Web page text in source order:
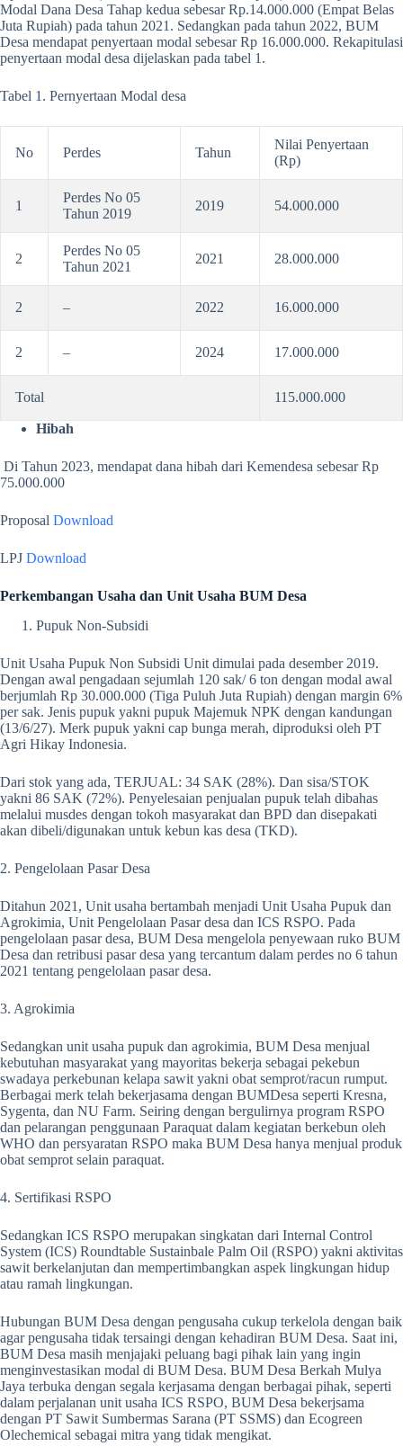
Modal Dana Desa Tahap kedua sebesar Rp.14.000.000 (Empat Belas
Juta Rupiah) pada tahun 2021. Sedangkan pada tahun 2022, BUM
Desa mendapat penyertaan modal sebesar Rp 16.000.000. Rekapitulasi
penyertaan modal desa dijelaskan pada tabel 1.
Tabel 1. Pernyertaan Modal desa
No Perdes Tahun
Nilai Penyertaan
(Rp)
1
Perdes No 05
Tahun 2019
2019 54.000.000
2
Perdes No 05
Tahun 2021
2021 28.000.000
2 – 2022 16.000.000
2 – 2024 17.000.000
Total 115.000.000
Hibah
Di Tahun 2023, mendapat dana hibah dari Kemendesa sebesar Rp
75.000.000
Proposal Download
LPJ Download
Perkembangan Usaha dan Unit Usaha BUM Desa
Pupuk Non-Subsidi
Unit Usaha Pupuk Non Subsidi Unit dimulai pada desember 2019.
Dengan awal pengadaan sejumlah 120 sak/ 6 ton dengan modal awal
berjumlah Rp 30.000.000 (Tiga Puluh Juta Rupiah) dengan margin 6%
per sak. Jenis pupuk yakni pupuk Majemuk NPK dengan kandungan
(13/6/27). Merk pupuk yakni cap bunga merah, diproduksi oleh PT
Agri Hikay Indonesia.
Dari stok yang ada, TERJUAL: 34 SAK (28%). Dan sisa/STOK
yakni 86 SAK (72%). Penyelesaian penjualan pupuk telah dibahas
melalui musdes dengan tokoh masyarakat dan BPD dan disepakati
akan dibeli/digunakan untuk kebun kas desa (TKD).
2. Pengelolaan Pasar Desa
Ditahun 2021, Unit usaha bertambah menjadi Unit Usaha Pupuk dan
Agrokimia, Unit Pengelolaan Pasar desa dan ICS RSPO. Pada
pengelolaan pasar desa, BUM Desa mengelola penyewaan ruko BUM
Desa dan retribusi pasar desa yang tercantum dalam perdes no 6 tahun
2021 tentang pengelolaan pasar desa.
3. Agrokimia
Sedangkan unit usaha pupuk dan agrokimia, BUM Desa menjual
kebutuhan masyarakat yang mayoritas bekerja sebagai pekebun
swadaya perkebunan kelapa sawit yakni obat semprot/racun rumput.
Berbagai merk telah bekerjasama dengan BUMDesa seperti Kresna,
Sygenta, dan NU Farm. Seiring dengan bergulirnya program RSPO
dan pelarangan penggunaan Paraquat dalam kegiatan berkebun oleh
WHO dan persyaratan RSPO maka BUM Desa hanya menjual produk
obat semprot selain paraquat.
4. Sertifikasi RSPO
Sedangkan ICS RSPO merupakan singkatan dari Internal Control
System (ICS) Roundtable Sustainbale Palm Oil (RSPO) yakni aktivitas
sawit berkelanjutan dan mempertimbangkan aspek lingkungan hidup
atau ramah lingkungan.
Hubungan BUM Desa dengan pengusaha cukup terkelola dengan baik
agar pengusaha tidak tersaingi dengan kehadiran BUM Desa. Saat ini,
BUM Desa masih menjajaki peluang bagi pihak lain yang ingin
menginvestasikan modal di BUM Desa. BUM Desa Berkah Mulya
Jaya terbuka dengan segala kerjasama dengan berbagai pihak, seperti
dalam perjalanan unit usaha ICS RSPO, BUM Desa bekerjsama
dengan PT Sawit Sumbermas Sarana (PT SSMS) dan Ecogreen
Olechemical sebagai mitra yang tidak mengikat.